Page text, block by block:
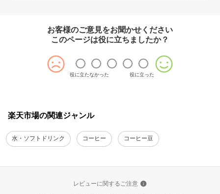
お客様のご意見をお聞かせください
このページは役に立ちましたか？
役に立たなかった 役に立った
楽天市場の関連ジャンル
水・ソフトドリンク コーヒー コーヒー豆
レビューに関するご注意